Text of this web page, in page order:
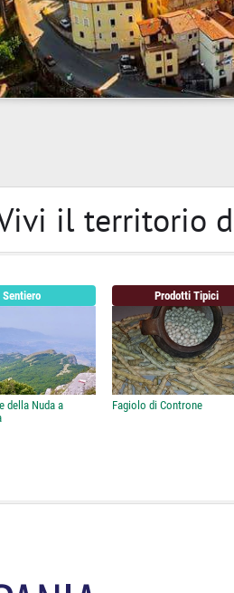
il territorio
Sentiero
della Nuda a
Prodotti Tipici
Fagiolo di Controne